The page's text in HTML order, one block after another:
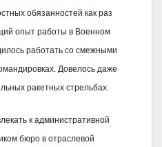
обязанностей как раз
опыт работы в Военном
работать со смежными
Довелось даже
ракетных стрельбах.
к административной
бюро в отраслевой